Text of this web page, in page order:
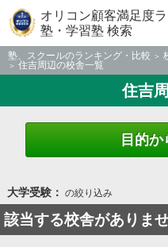
オリコン顧客満足度
塾・学習塾 検索
塾、スクールのランキング・比較
住吉周辺の校舎一覧
住吉
目的
大学受験： の絞り込み
該当する校舎がありませ